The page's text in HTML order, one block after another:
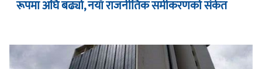
रूपमा अघि बढ्यो, नयाँ राजनीतिक समीकरणको संकेत